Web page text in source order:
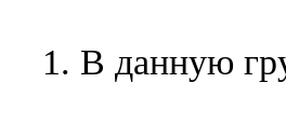
1. В данную